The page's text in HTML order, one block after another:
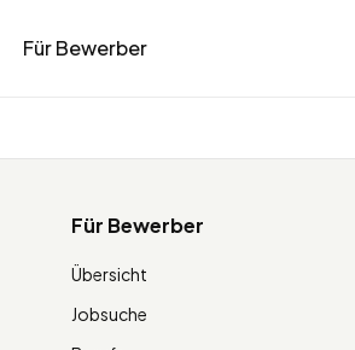
Für Bewerber
Für Bewerber
Übersicht
Jobsuche